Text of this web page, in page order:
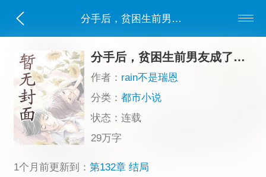
分手后，贫困生前男友成了京圈新贵
分手后，贫困生前男友成了京圈新贵
作者： rain不是瑞恩
分类：都市小说
状态：连载
29万字
1个月前更新到： 第132章 结局